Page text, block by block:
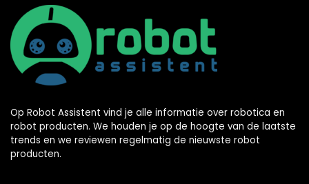
Op Robot Assistent vind je alle informatie over robotica en
robot producten. We houden je op de hoogte van de laatste
trends en we reviewen regelmatig de nieuwste robot
producten.